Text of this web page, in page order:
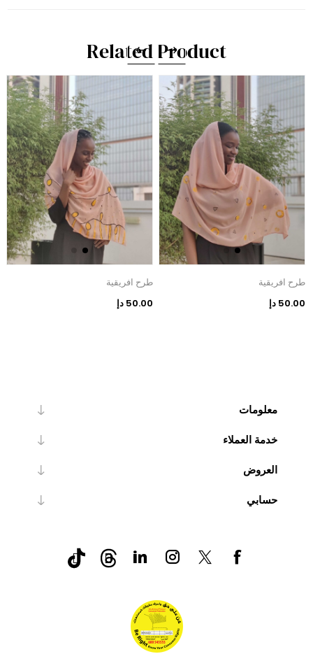
Related Product
طرح افريقية
50.00 دإ
طرح افريقية
50.00 دإ
معلومات
خدمة العملاء
العروض
حسابي